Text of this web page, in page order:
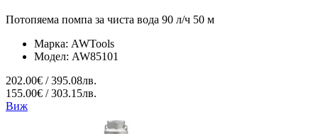
Потопяема помпа за чиста вода 90 л/ч 50 м
Марка: AWTools
Модел: AW85101
202.00€ / 395.08лв.
155.00€ / 303.15лв.
Виж